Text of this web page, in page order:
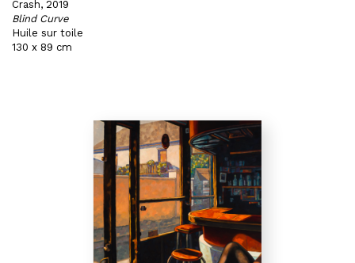
Crash, 2019
Blind Curve
Huile sur toile
130 x 89 cm